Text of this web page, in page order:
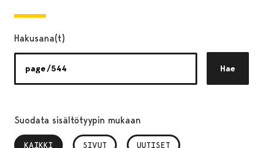
Hakusana(t)
Hae
Suodata sisältötyypin mukaan
KAIKKI
, VALITTU SIVUT UUTISET